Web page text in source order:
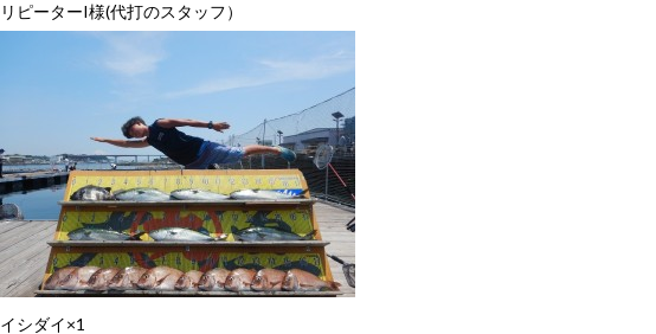
リピーターI様(代打のスタッフ）
イシダイ×1